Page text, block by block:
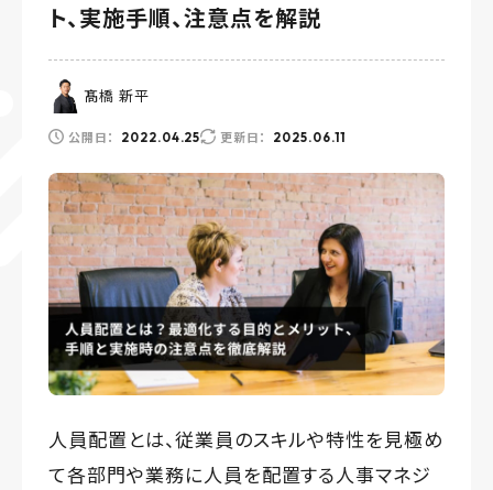
ト、実施手順、注意点を解説
髙橋 新平
公開日： 2022.04.25 更新日： 2025.06.11
人員配置とは、従業員のスキルや特性を見極め
て各部門や業務に人員を配置する人事マネジ